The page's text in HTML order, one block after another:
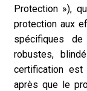
Protection »),
protection aux
spécifiques de
robustes,
certification est
après que le